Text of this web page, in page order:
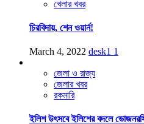
খেলার খবর
চিরবিদায়, শেন ওয়ার্ন!
March 4, 2022 desk1 1
জেলা ও রাজ্য
জেলার খবর
রকমারি
ইলিশ উৎসবে ইলিশের বদলে